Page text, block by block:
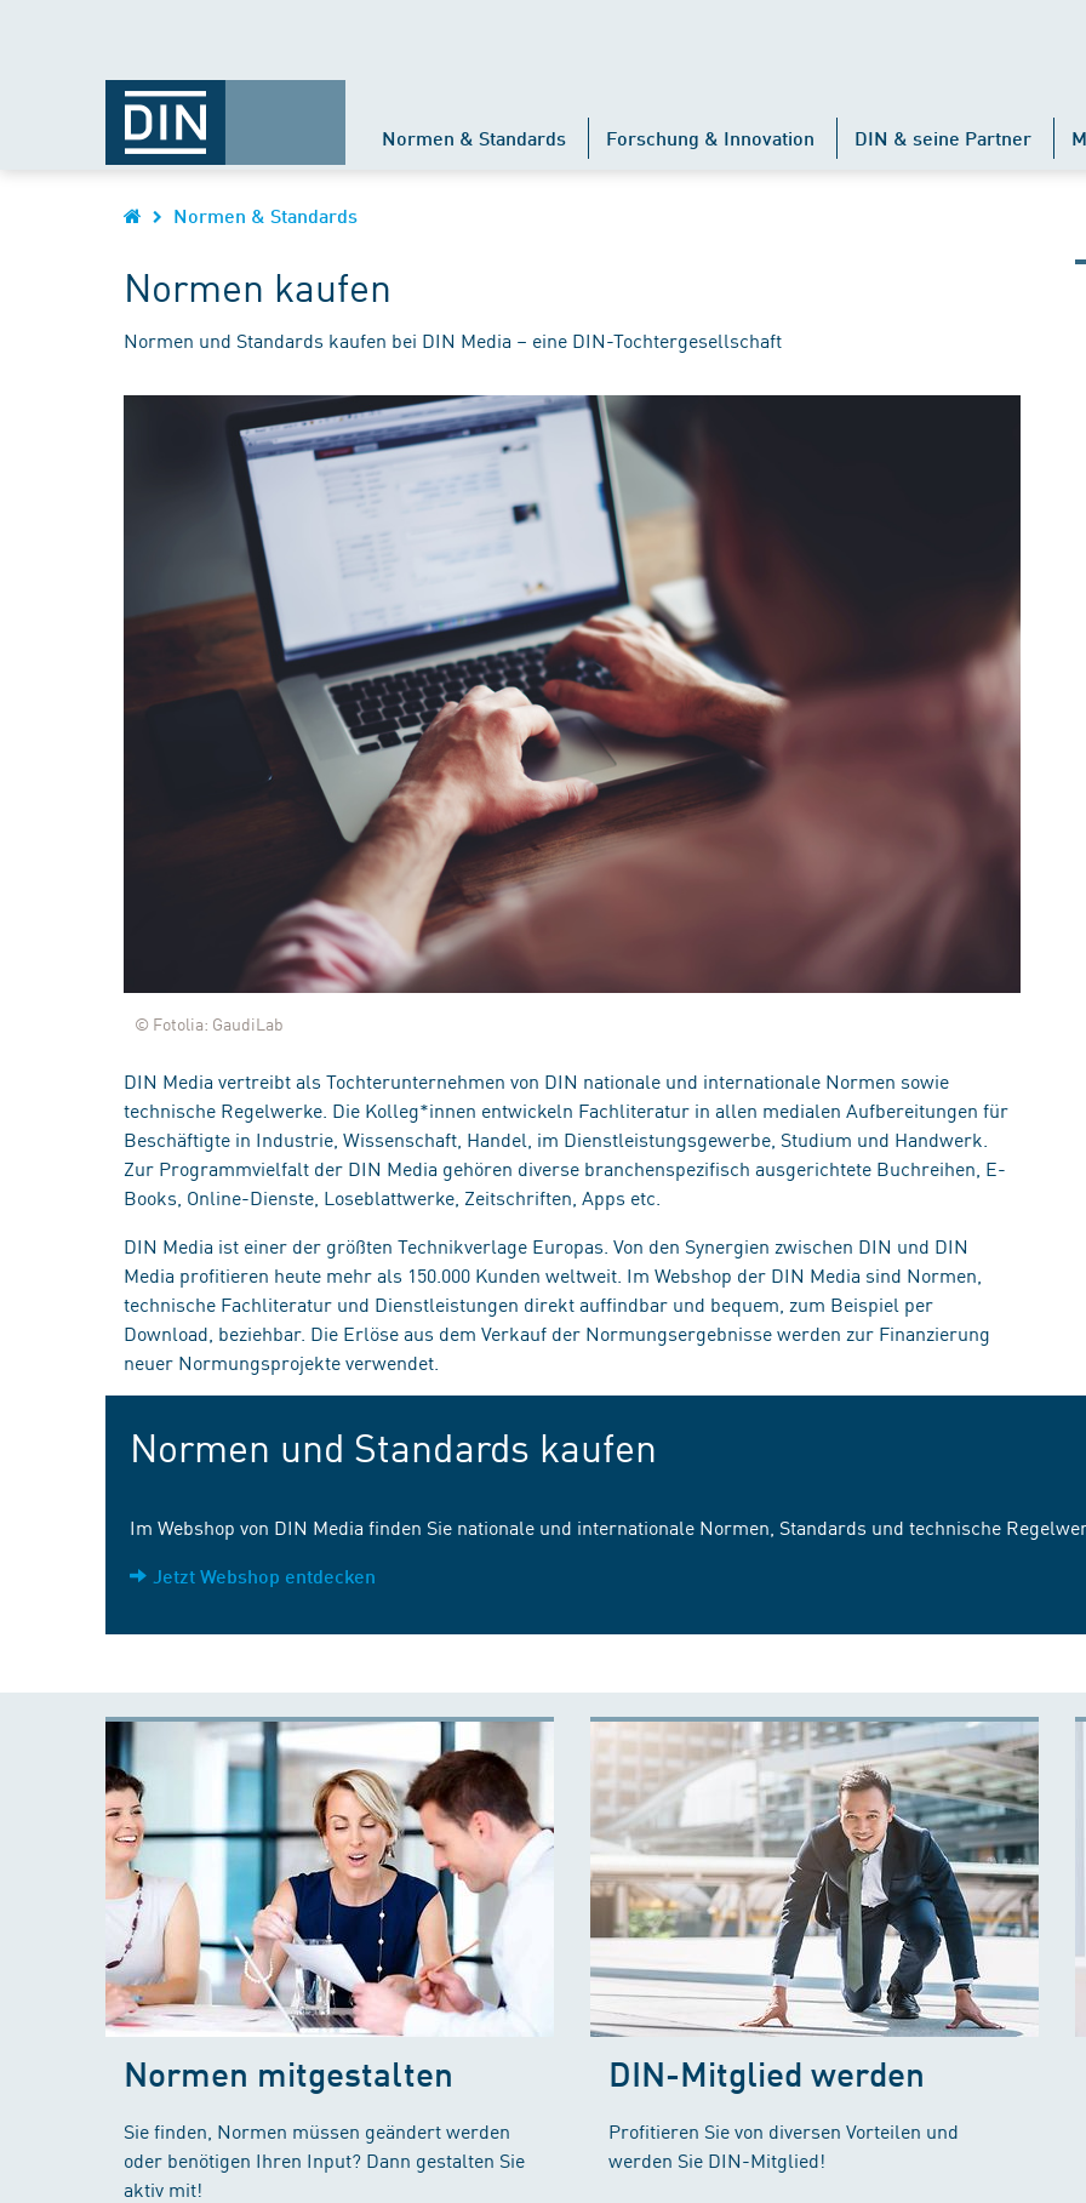
Normen & Standards Forschung & Innovation DIN & seine Partner
Normen & Standards
Normen kaufen
Normen und Standards kaufen bei DIN Media – eine DIN-Tochtergesellschaft
© Fotolia: GaudiLab
DIN Media vertreibt als Tochterunternehmen von DIN nationale und internationale Normen sowie
technische Regelwerke. Die Kolleg*innen entwickeln Fachliteratur in allen medialen Aufbereitungen für
Beschäftigte in Industrie, Wissenschaft, Handel, im Dienstleistungsgewerbe, Studium und Handwerk.
Zur Programmvielfalt der DIN Media gehören diverse branchenspezifisch ausgerichtete Buchreihen, E-
Books, Online-Dienste, Loseblattwerke, Zeitschriften, Apps etc.
DIN Media ist einer der größten Technikverlage Europas. Von den Synergien zwischen DIN und DIN
Media profitieren heute mehr als 150.000 Kunden weltweit. Im Webshop der DIN Media sind Normen,
technische Fachliteratur und Dienstleistungen direkt auffindbar und bequem, zum Beispiel per
Download, beziehbar. Die Erlöse aus dem Verkauf der Normungsergebnisse werden zur Finanzierung
neuer Normungsprojekte verwendet.
Normen und Standards kaufen
Im Webshop von DIN Media finden Sie nationale und internationale Normen, Standards und technische
Jetzt Webshop entdecken
Normen mitgestalten
Sie finden, Normen müssen geändert werden
oder benötigen Ihren Input? Dann gestalten Sie
aktiv mit!
DIN-Mitglied werden
Profitieren Sie von diversen Vorteilen und
werden Sie DIN-Mitglied!